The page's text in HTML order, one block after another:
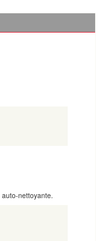
nettoyante.